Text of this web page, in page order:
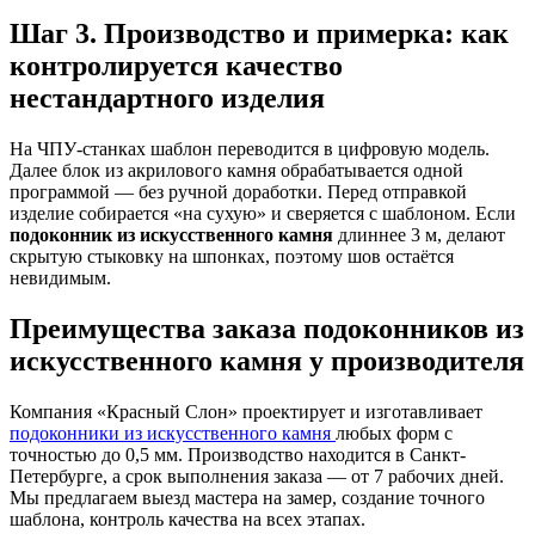
Шаг 3. Производство и примерка: как
контролируется качество
нестандартного изделия
На ЧПУ-станках шаблон переводится в цифровую модель.
Далее блок из акрилового камня обрабатывается одной
программой — без ручной доработки. Перед отправкой
изделие собирается «на сухую» и сверяется с шаблоном. Если
подоконник из искусственного камня длиннее 3 м, делают
скрытую стыковку на шпонках, поэтому шов остаётся
невидимым.
Преимущества заказа подоконников из
искусственного камня у производителя
Компания «Красный Слон» проектирует и изготавливает
подоконники из искусственного камня любых форм с
точностью до 0,5 мм. Производство находится в Санкт-
Петербурге, а срок выполнения заказа — от 7 рабочих дней.
Мы предлагаем выезд мастера на замер, создание точного
шаблона, контроль качества на всех этапах.